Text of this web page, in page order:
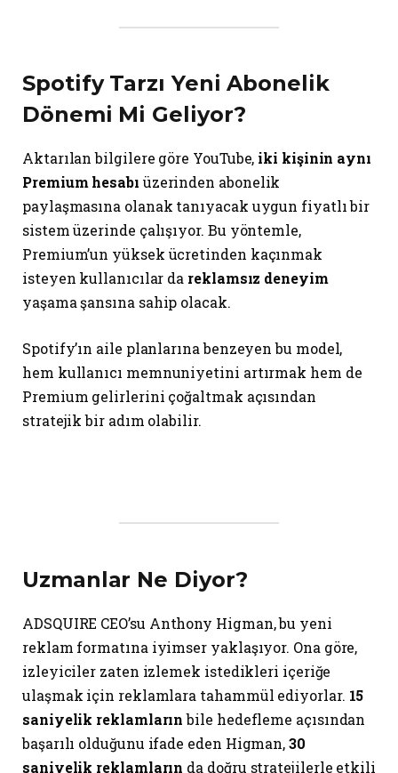
Spotify Tarzı Yeni Abonelik
Dönemi Mi Geliyor?
Aktarılan bilgilere göre YouTube, iki kişinin aynı
Premium hesabı üzerinden abonelik
paylaşmasına olanak tanıyacak uygun fiyatlı bir
sistem üzerinde çalışıyor. Bu yöntemle,
Premium’un yüksek ücretinden kaçınmak
isteyen kullanıcılar da reklamsız deneyim
yaşama şansına sahip olacak.
Spotify’ın aile planlarına benzeyen bu model,
hem kullanıcı memnuniyetini artırmak hem de
Premium gelirlerini çoğaltmak açısından
stratejik bir adım olabilir.
Uzmanlar Ne Diyor?
ADSQUIRE CEO’su Anthony Higman, bu yeni
reklam formatına iyimser yaklaşıyor. Ona göre,
izleyiciler zaten izlemek istedikleri içeriğe
ulaşmak için reklamlara tahammül ediyorlar. 15
saniyelik reklamlarınbile hedefleme açısından
başarılı olduğunu ifade eden Higman,30
saniyelik reklamların da doğru stratejilerle etkili